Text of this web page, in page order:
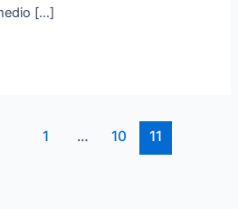
[…]
1 … 10 11